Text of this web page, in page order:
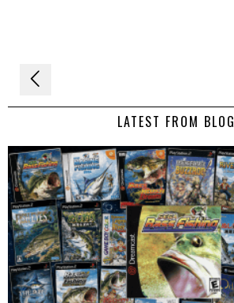
Navigation
de LATEST FROM BLOG